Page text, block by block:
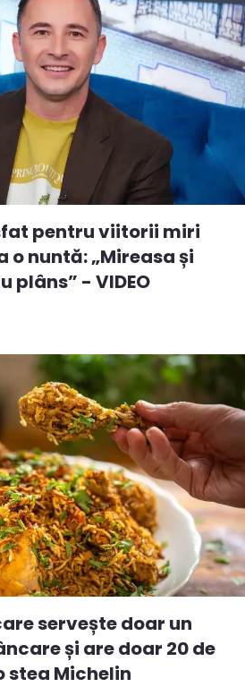
pentru viitorii miri
o nuntă: „Mireasa și
plâns” - VIDEO
servește doar un
și are doar 20 de
stea Michelin